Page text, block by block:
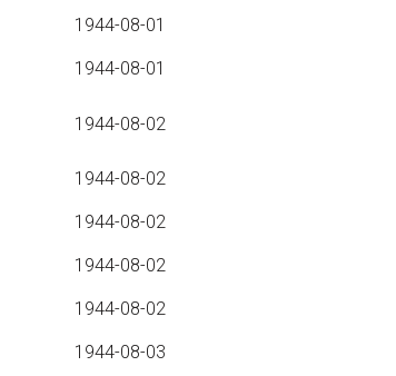
1944-08-01
1944-08-01
1944-08-02
1944-08-02
1944-08-02
1944-08-02
1944-08-02
1944-08-03